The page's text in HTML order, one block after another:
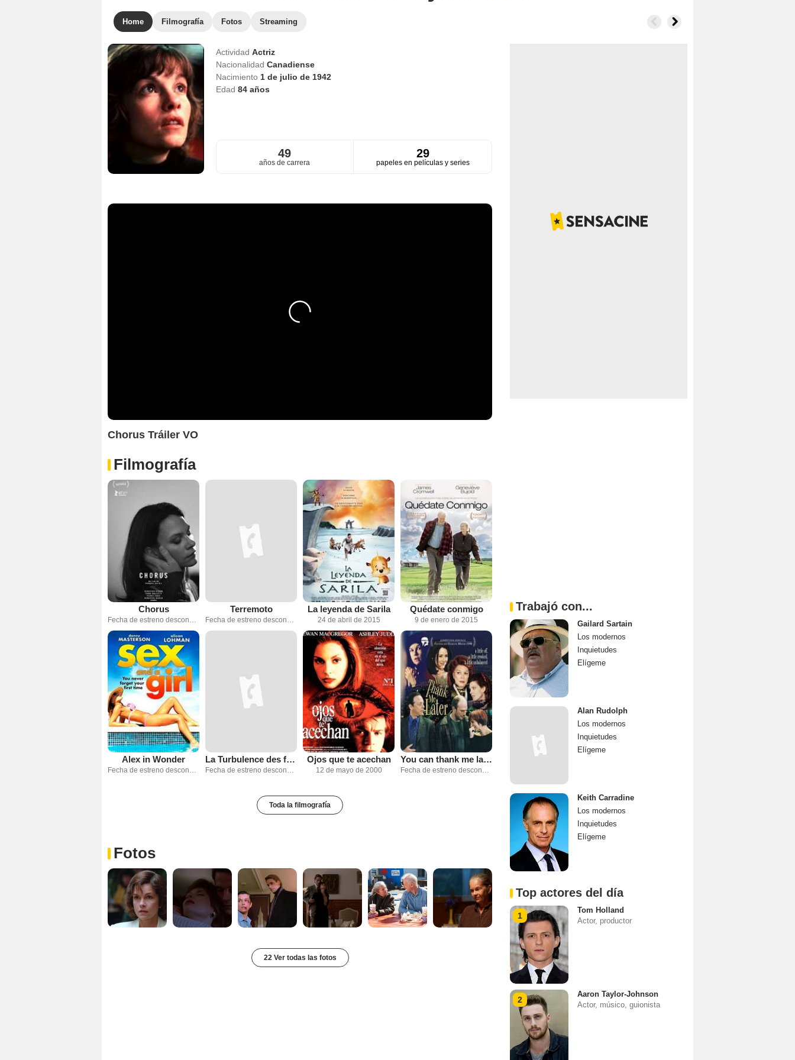
Home Filmografía Fotos Streaming
Actividad Actriz
Nacionalidad Canadiense
Nacimiento 1 de julio de 1942
Edad 84años
49
años de carrera
29
papeles en películas y series
Chorus Tráiler VO
Filmografía
Chorus Terremoto La leyenda de Sarila
24 de abril de 2015
Quédate conmigo
9 de enero de 2015
Alex in Wonder
Fecha de estreno desconocida
La Turbulence des fluides
Fecha de estreno desconocida
Ojos que te acechan
12 de mayo de 2000
You can thank me later
Fecha de estreno desconocida
Toda la filmografía
Fotos
22 Ver todas las fotos
Trabajó con...
Gailard Sartain
Los modernos
Inquietudes
Elígeme
Alan Rudolph
Los modernos
Inquietudes
Elígeme
Keith Carradine
Los modernos
Inquietudes
Elígeme
Top actores del día
1
Tom Holland
Actor, productor
2
Aaron Taylor-Johnson
Actor, músico, guionista